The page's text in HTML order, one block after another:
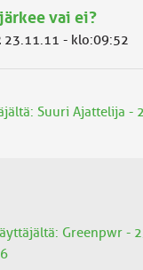
vai ei?
23.11.11 - klo:09:52
Suuri Ajattelija -
Greenpwr -